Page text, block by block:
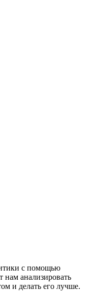
с помощью
нам анализировать
и делать его лучше.